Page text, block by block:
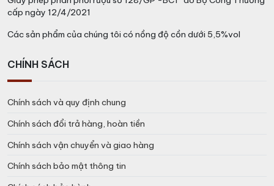
Từ 5 – 10 ngày đối với những đơn hàng từ 100 –
1.000 Hộp quà
Hộp quà
*Giao Hàng:
Miễn phí giao hàng tại Hà Nội, Đà Nẵng và TP. Hồ
Chí Minh.
Miễn phí in ấn Logo, Tên doanh nghiệp với 50 Hộp
quà trở lên.
Với những đơn hàng khác, cước vận chuyển sẽ tùy
điều kiện thực tế phát sinh.
cấp ngày 12/4/2021
Các sản phẩm của chúng tôi có nồng độ cồn dưới 5,5%vol
CHÍNH SÁCH
Chính sách và quy định chung
Chính sách đổi trả hàng, hoàn tiền
Chính sách vận chuyển và giao hàng
Chính sách bảo mật thông tin